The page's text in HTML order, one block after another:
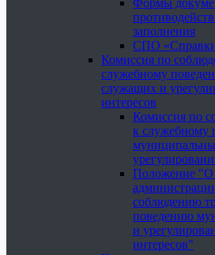
Формы
заполнения
СПО
Комиссия по
служебному
служащих и
интересов
Комиссия по
к служебному
Положение "О
соблюдению
поведению
и
интересов"